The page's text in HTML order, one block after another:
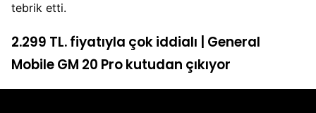
tebrik etti.
2.299 TL. fiyatıyla çok iddialı | General
Mobile GM 20 Pro kutudan çıkıyor